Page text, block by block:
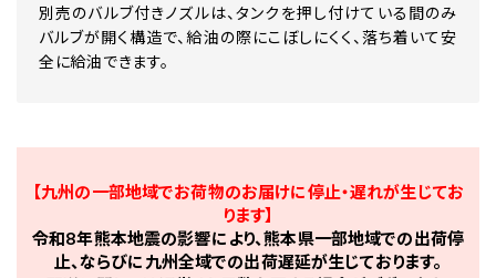
別売のバルブ付きノズルは、タンクを押し付けている間のみ
バルブが開く構造で、給油の際にこぼしにくく、落ち着いて安
全に給油できます。
【九州の一部地域でお荷物のお届けに停止・遅れが生じてお
ります】
令和8年熊本地震の影響により、熊本県一部地域での出荷停
止、ならびに九州全域での出荷遅延が生じております。